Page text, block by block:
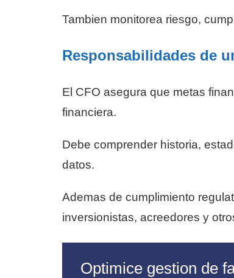
Tambien monitorea riesgo,
Responsabilidades de
El CFO asegura que metas
financiera.
Debe comprender historia,
datos.
Ademas de cumplimiento
inversionistas, acreedores y
Optimice gestion de